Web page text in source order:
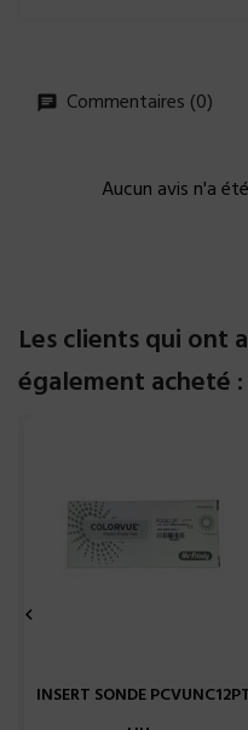
Commentaires (0)
Aucun avis n'a
Les clients qui ont
également acheté :
INSERT SONDE
